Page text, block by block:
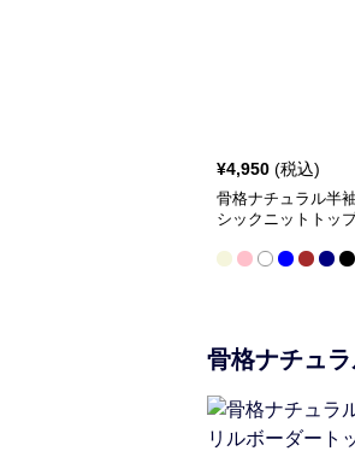
¥4,950 (税込)
骨格ナチュラル半
シックニットトッ
骨格ナチュ